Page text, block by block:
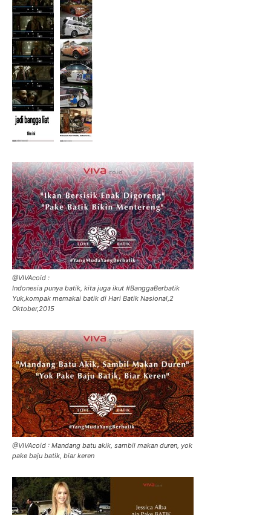
@VIVAcoid :
Indonesia punya batik, kita juga ikut #BanggaBerbatik
Yuk,kompak memakai batik di Hari Batik Nasional,2
Oktober,2015
@VIVAcoid : Mandang batu akik, sambil makan duren, yok
pake baju batik, biar keren